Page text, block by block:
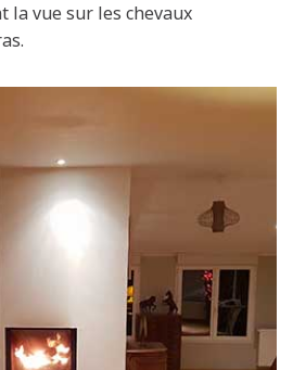
la vue sur les chevaux